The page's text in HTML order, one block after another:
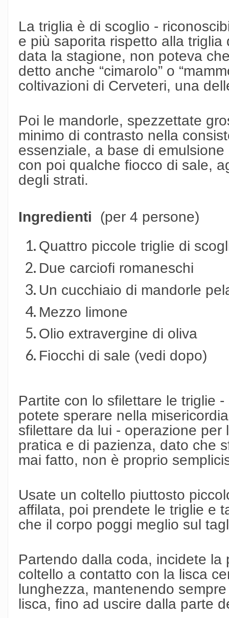
La triglia è di scoglio -
e più saporita rispetto alla
data la stagione, non poteva
detto anche “cimarolo” o
coltivazioni di Cerveteri, una
Poi le mandorle, spezzettate
minimo di contrasto nella
essenziale, a base di
con poi qualche fiocco di sale,
degli strati.
Ingredienti (per 4 persone)
Quattro piccole triglie di
Due carciofi romaneschi
Un cucchiaio di mandorle
Mezzo limone
Olio extravergine di oliva
Fiocchi di sale (vedi dopo)
Partite con lo sfilettare le triglie
potete sperare nella
sfilettare da lui - operazione
pratica e di pazienza, dato che
mai fatto, non è proprio
Usate un coltello piuttosto
affilata, poi prendete le triglie e
che il corpo poggi meglio sul
Partendo dalla coda, incidete
coltello a contatto con la lisca
lunghezza, mantenendo
lisca, fino ad uscire dalla parte